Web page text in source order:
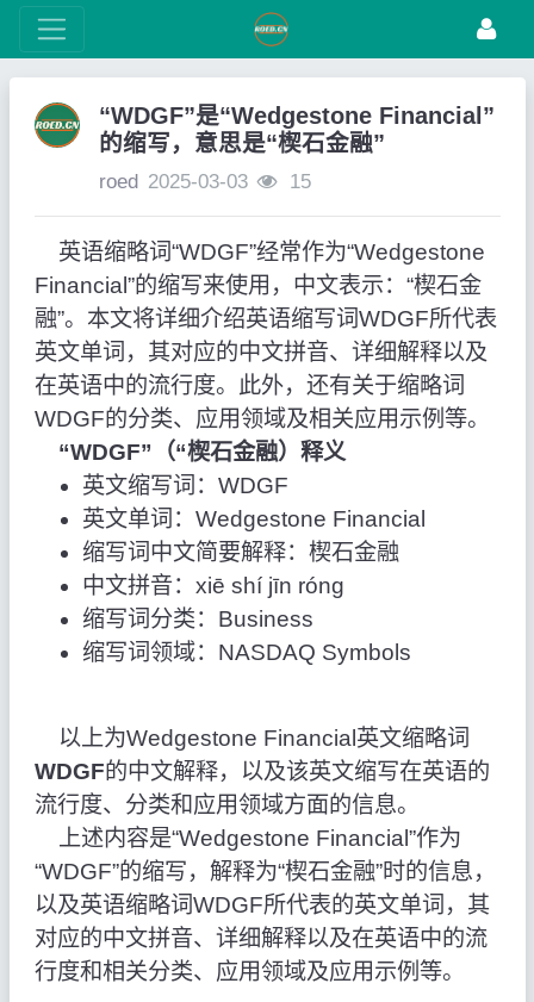
“WDGF”是“Wedgestone Financial”
的缩写，意思是“楔石金融”
roed 2025-03-03 15
英语缩略词“WDGF”经常作为“Wedgestone
Financial”的缩写来使用，中文表示：“楔石金
融”。本文将详细介绍英语缩写词WDGF所代表
英文单词，其对应的中文拼音、详细解释以及
在英语中的流行度。此外，还有关于缩略词
WDGF的分类、应用领域及相关应用示例等。
“WDGF”（“楔石金融）释义
英文缩写词：WDGF
英文单词：Wedgestone Financial
缩写词中文简要解释：楔石金融
中文拼音：xiē shí jīn róng
缩写词分类：Business
缩写词领域：NASDAQ Symbols
以上为Wedgestone Financial英文缩略词
WDGF的中文解释，以及该英文缩写在英语的
流行度、分类和应用领域方面的信息。
上述内容是“Wedgestone Financial”作为
“WDGF”的缩写，解释为“楔石金融”时的信息，
以及英语缩略词WDGF所代表的英文单词，其
对应的中文拼音、详细解释以及在英语中的流
行度和相关分类、应用领域及应用示例等。